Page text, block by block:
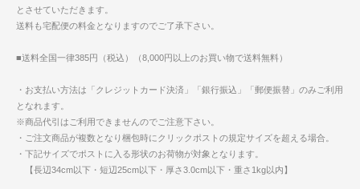
とさせていただきます。
送料も宅配便の料金となりますのでご了承下さい。
■送料全国一律385円（税込）（8,000円以上のお買い物で送料無料）
・お支払い方法は「クレジットカード決済」「銀行振込」「郵便振替」のみご利用
となれます。
※商品代引はご利用できませんのでご注意下さい。
・ご注文商品が複数となり梱包時にクリックポストの規定サイズを超える場合。
・下記サイズでポストに入る形状のお荷物が対象となります。
【長辺34cm以下・短辺25cm以下・厚さ3.0cm以下・重さ1kg以内】